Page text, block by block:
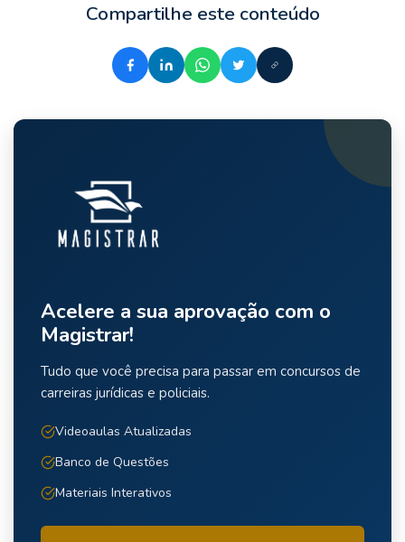
Compartilhe este conteúdo
Acelere a sua aprovação com o
Magistrar!
Tudo que você precisa para passar em concursos de
carreiras jurídicas e policiais.
Videoaulas Atualizadas
Banco de Questões
Materiais Interativos